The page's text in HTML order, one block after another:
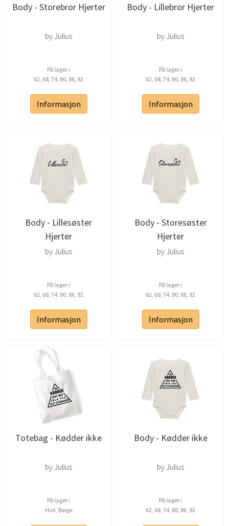
Body - Storebror Hjerter
by Julius
På lager i
62, 68, 74, 80, 86, 92
Informasjon
Body - Lillebror Hjerter
by Julius
På lager i
62, 68, 74, 80, 86, 92
Informasjon
Body - Lillesøster
Hjerter
by Julius
På lager i
62, 68, 74, 80, 86, 92
Informasjon
Body - Storesøster
Hjerter
by Julius
På lager i
62, 68, 74, 80, 86, 92
Informasjon
Totebag - Kødder ikke
by Julius
På lager i
Hvit, Beige
Body - Kødder ikke
by Julius
På lager i
62, 68, 74, 80, 86, 92